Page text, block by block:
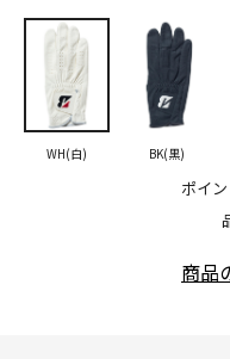
ポイ
WH(白) BK(黒)
商品